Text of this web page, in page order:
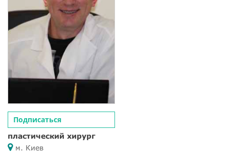
Подписаться
пластический хирург
м. Киев